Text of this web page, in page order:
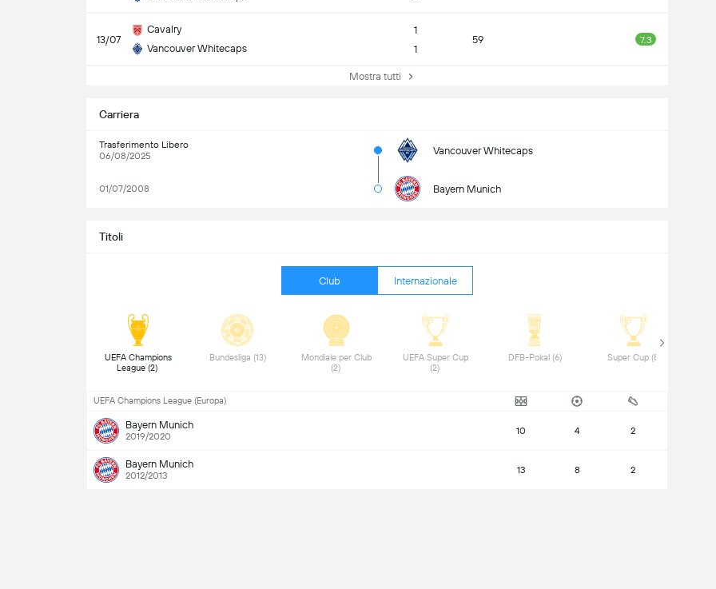
13/07
Cavalry
Vancouver Whitecaps
1
1
59 7.3
Mostra tutti
Carriera
Trasferimento Libero
06/08/2025
Vancouver Whitecaps
01/07/2008 Bayern Munich
Titoli
Club Internazionale
UEFA Champions
Bundesliga (13)
Mondiale per Club
(2)
UEFA Super Cup
(2)
DFB-Pokal (6)
UEFA Champions League (Europa)
Bayern Munich
2019/2020 10 4 2
Bayern Munich
2012/2013 13 8 2